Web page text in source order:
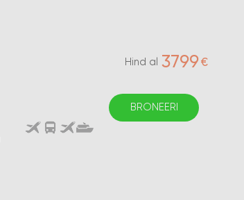
Hind al 3799€
BRONEERI